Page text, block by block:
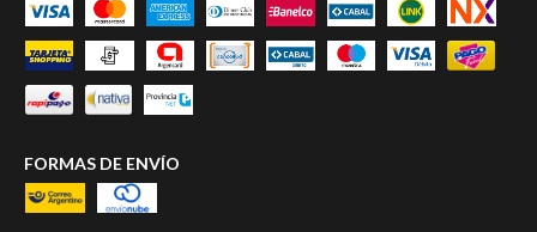
FORMAS DE ENVÍO